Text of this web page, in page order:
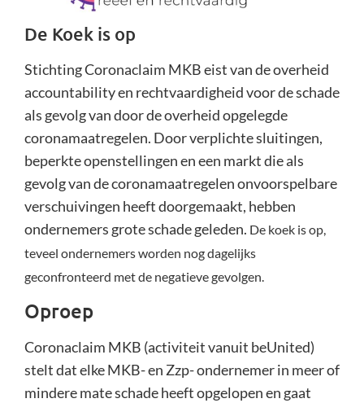
De Koek is op
Stichting Coronaclaim MKB eist van de overheid
accountability en rechtvaardigheid voor de schade
als gevolg van door de overheid opgelegde
coronamaatregelen. Door verplichte sluitingen,
beperkte openstellingen en een markt die als
gevolg van de coronamaatregelen onvoorspelbare
verschuivingen heeft doorgemaakt, hebben
ondernemers grote schade geleden. De koek is op,
teveel ondernemers worden nog dagelijks
geconfronteerd met de negatieve gevolgen.
Oproep
Coronaclaim MKB (activiteit vanuit beUnited)
stelt dat elke MKB- en Zzp- ondernemer in meer of
mindere mate schade heeft opgelopen en gaat